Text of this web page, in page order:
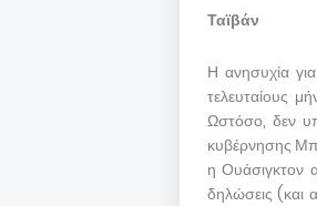
Ταϊβάν
Η ανησυχία
τελευταίους
Ωστόσο, δεν
κυβέρνησης
η Ουάσιγκτον
δηλώσεις (και